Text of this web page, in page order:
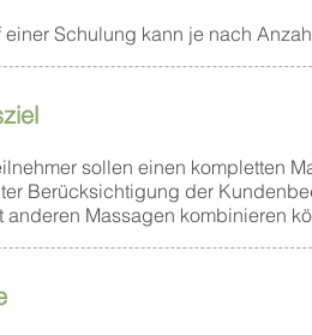
einer Schulung kann je nach
sollen einen kompletten
Berücksichtigung der
Massagen kombinieren